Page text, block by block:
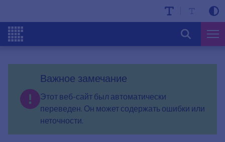
Важное замечание
Этот веб-сайт был автоматически
переведен. Он может содержать ошибки или
неточности.